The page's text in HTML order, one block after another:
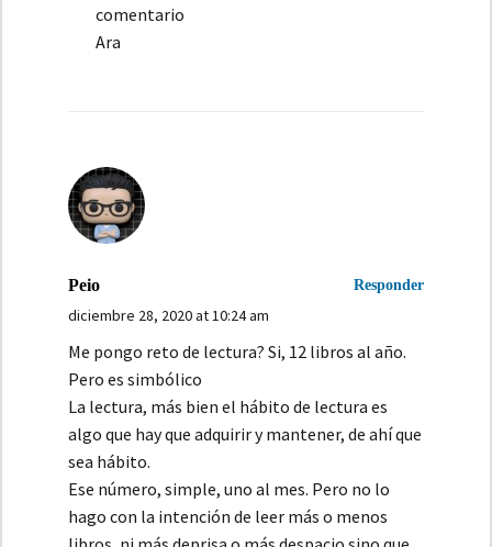
comentario
Ara
Peio Responder
diciembre 28, 2020 at 10:24 am
Me pongo reto de lectura? Si, 12 libros al año.
Pero es simbólico
La lectura, más bien el hábito de lectura es
algo que hay que adquirir y mantener, de ahí que
sea hábito.
Ese número, simple, uno al mes. Pero no lo
hago con la intención de leer más o menos